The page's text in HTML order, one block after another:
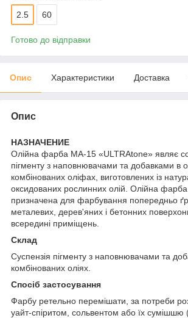
2.5 60
Готово до відправки
Опис Характеристики Доставка
Опис
НАЗНАЧЕНИЕ
Олійна фарба МА-15 «ULTRAtone» являє
пігменту з наповнювачами та добавками в
комбінованих оліфах, виготовлених із
оксидованих рослинних олій. Олійна
призначена для фарбування попередньо
металевих, дерев'яних і бетонних
всередині приміщень.
Склад
Суспензія пігменту з наповнювачами та
комбінованих оліях.
Спосіб застосування
Фарбу ретельно перемішати, за потреби
уайт-спіритом, сольвентом або їх сумішшю